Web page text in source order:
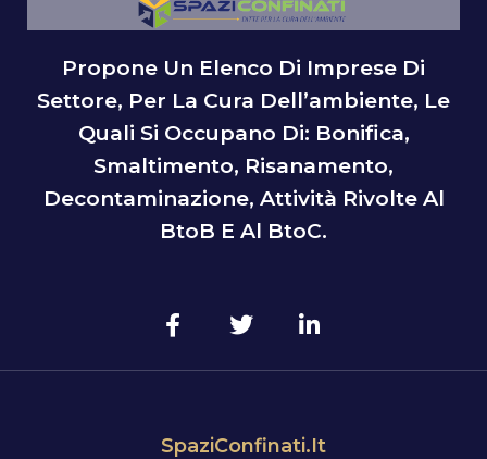
Propone Un Elenco Di Imprese Di
Settore, Per La Cura Dell’ambiente, Le
Quali Si Occupano Di: Bonifica,
Smaltimento, Risanamento,
Decontaminazione, Attività Rivolte Al
BtoB E Al BtoC.
SpaziConfinati.it